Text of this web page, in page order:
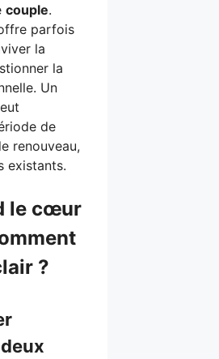
couple.
parfois
la
la
Un
de
renouveau,
existants.
le cœur
?